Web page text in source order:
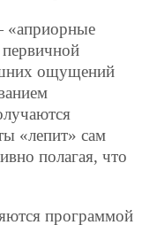
«априорные
ощущений
«лепит» сам
полагая, что
программой